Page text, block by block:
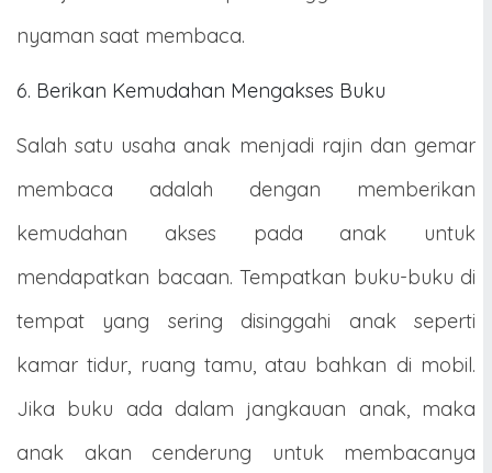
nyaman saat membaca.
6. Berikan Kemudahan Mengakses Buku
Salah satu usaha anak menjadi rajin dan gemar
membaca adalah dengan memberikan
kemudahan akses pada anak untuk
mendapatkan bacaan. Tempatkan buku-buku di
tempat yang sering disinggahi anak seperti
kamar tidur, ruang tamu, atau bahkan di mobil.
Jika buku ada dalam jangkauan anak, maka
anak akan cenderung untuk membacanya